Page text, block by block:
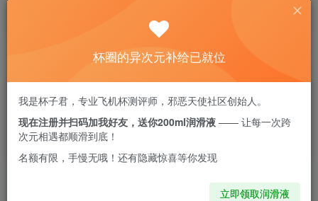
情趣用品的最新活动。专业测评师亲测推荐，二次元粉丝专属福利，
正品保证，让跨次元幻想更触手可及！
浏览 点赞 评论
杯圈的异次元补给站 | 新人入会即赠润
滑大礼
杯圈的异次元补给已就位
我是杯子君，专业飞机杯测评师，邪恶天使社区创始人。
现在注册并扫码加我好友，送你200ml润滑液 —— 让每一次跨
次元相遇都顺滑到底！
名额有限，手慢无哦！还有隐藏惊喜等你发现
立即领取润滑液